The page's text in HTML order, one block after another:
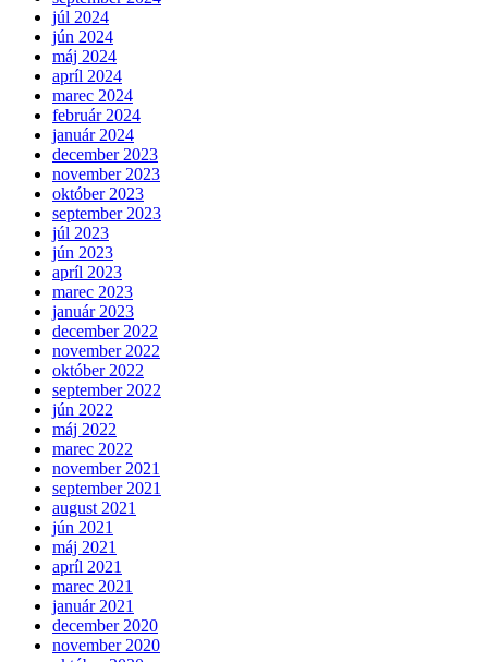
júl 2024
jún 2024
máj 2024
apríl 2024
marec 2024
február 2024
január 2024
december 2023
november 2023
október 2023
september 2023
júl 2023
jún 2023
apríl 2023
marec 2023
január 2023
december 2022
november 2022
október 2022
september 2022
jún 2022
máj 2022
marec 2022
november 2021
september 2021
august 2021
jún 2021
máj 2021
apríl 2021
marec 2021
január 2021
december 2020
november 2020